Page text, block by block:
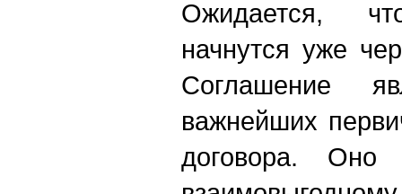
Ожидается,
начнутся уже
Соглашение
важнейших
договора. Оно